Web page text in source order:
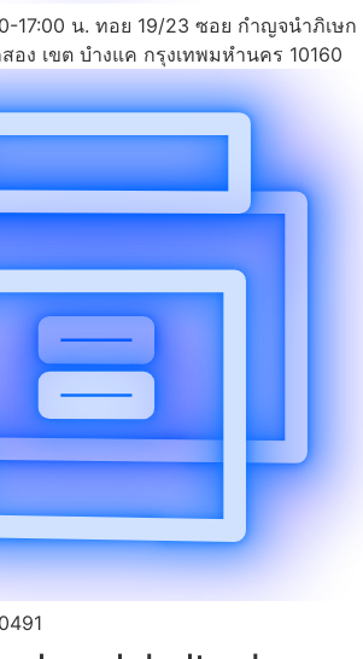
17:00 น. ทอย 19/23 ซอย กำญจนำภิเษก
อง เขต บำงแค กรุงเทพมหำนคร 10160